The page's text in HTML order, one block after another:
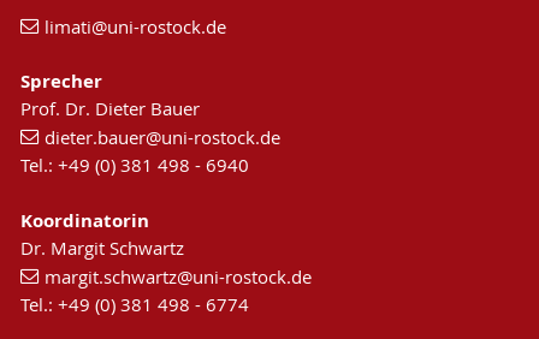
limati@uni-rostock.de
Sprecher
Prof. Dr. Dieter Bauer
dieter.bauer@uni-rostock.de
Tel.: +49 (0) 381 498 - 6940
Koordinatorin
Dr. Margit Schwartz
margit.schwartz@uni-rostock.de
Tel.: +49 (0) 381 498 - 6774